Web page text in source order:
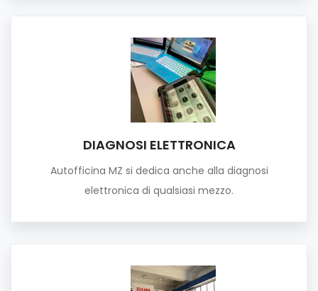
DIAGNOSI ELETTRONICA
Autofficina MZ si dedica anche alla diagnosi
elettronica di qualsiasi mezzo.